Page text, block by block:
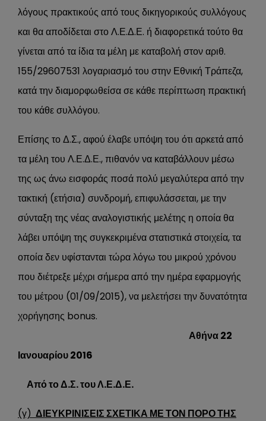
λόγους πρακτικούς από τους δικηγορικούς συλλόγους
και θα αποδίδεται στο Λ.Ε.Δ.Ε. ή διαφορετικά τούτο θα
γίνεται από τα ίδια τα μέλη με καταβολή στον αριθ.
155/29607531 λογαριασμό του στην Εθνική Τράπεζα,
κατά την διαμορφωθείσα σε κάθε περίπτωση πρακτική
του κάθε συλλόγου.
Επίσης το Δ.Σ., αφού έλαβε υπόψη του ότι αρκετά από
τα μέλη του Λ.Ε.Δ.Ε., πιθανόν να καταβάλλουν μέσω
της ως άνω εισφοράς ποσά πολύ μεγαλύτερα από την
τακτική (ετήσια) συνδρομή, επιφυλάσσεται, με την
σύνταξη της νέας αναλογιστικής μελέτης η οποία θα
λάβει υπόψη της συγκεκριμένα στατιστικά στοιχεία, τα
οποία δεν υφίστανται τώρα λόγω του μικρού χρόνου
που διέτρεξε μέχρι σήμερα από την ημέρα εφαρμογής
του μέτρου (01/09/2015), να μελετήσει την δυνατότητα
χορήγησης bonus.
Αθήνα 22
Ιανουαρίου 2016
Από το Δ.Σ. του Λ.Ε.Δ.Ε.
(γ) ΔΙΕΥΚΡΙΝΙΣΕΙΣ ΣΧΕΤΙΚΑ ΜΕ ΤΟΝ ΠΟΡΟ ΤΗΣ